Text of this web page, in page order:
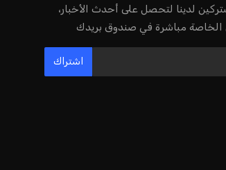
عمر إبراهيم 22 يوليو 2026
مستثمر هندي بريطاني يسعى لامتلاك
حصة في نادي ليفربول الرياضي